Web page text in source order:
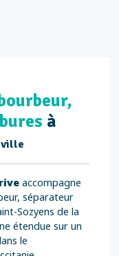
à
ville
accompagne
séparateur
Sozyens de la
étendue sur un
le